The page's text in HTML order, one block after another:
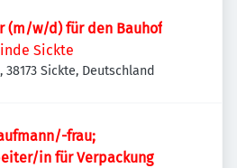
(m/w/d) für den Bauhof
Sickte
38173 Sickte, Deutschland
frau;
in für Verpackung